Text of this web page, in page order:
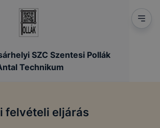
SZC Szentesi Pollák
Technikum
felvételi eljárás